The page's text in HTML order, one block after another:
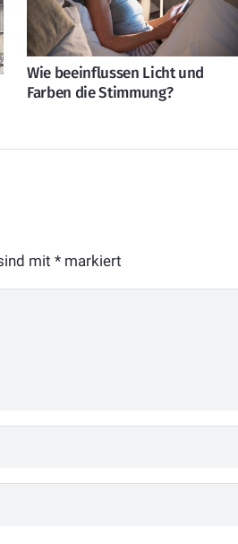
Wie beeinflussen Licht und
Farben die Stimmung?
mit * markiert